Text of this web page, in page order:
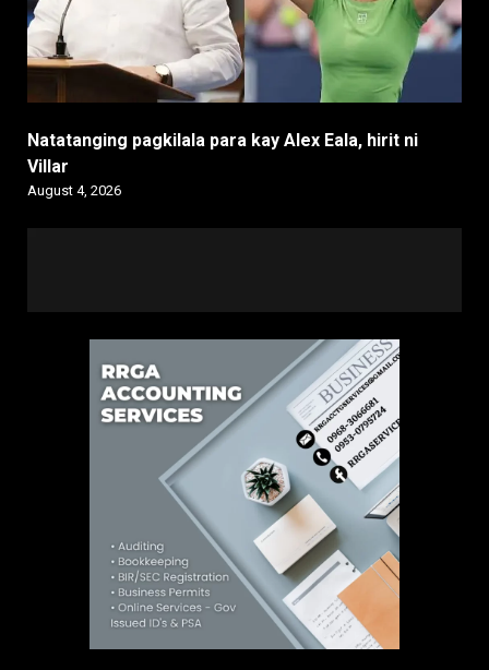
Natatanging pagkilala para kay Alex Eala, hirit ni
Villar
August 4, 2026